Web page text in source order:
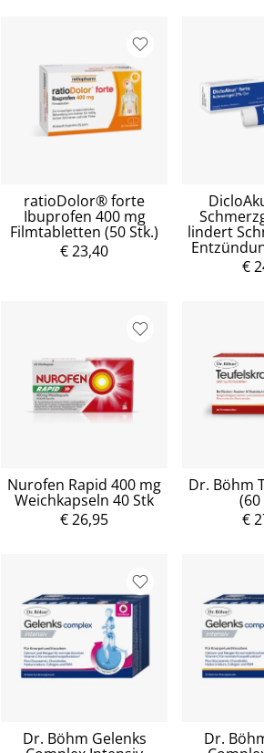
ratioDolor® forte
Ibuprofen 400 mg
Filmtabletten (50 Stk.)
€ 23,40
lindert
€
Nurofen Rapid 400 mg
Weichkapseln 40 Stk
€ 26,95
Dr. Böhm
(60
€
Dr. Böhm Gelenks Dr.